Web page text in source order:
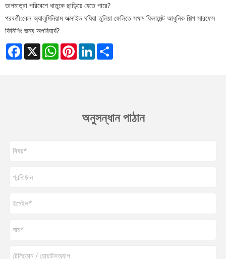
তাপমাত্রা পরিবেশে ধাতুকে ছাড়িয়ে যেতে পারে?
পরবর্তী:কেন অ্যালুমিনিয়াম অক্সাইড ঘষিয়া তুলিয়া ফেলিতে সক্ষম ফিলামেন্ট আধুনিক শিল্প সারফেস
ফিনিশিং জন্য অপরিহার্য?
Facebook
X WhatsAppPinterestLinkedIn
অনুসন্ধান পাঠান